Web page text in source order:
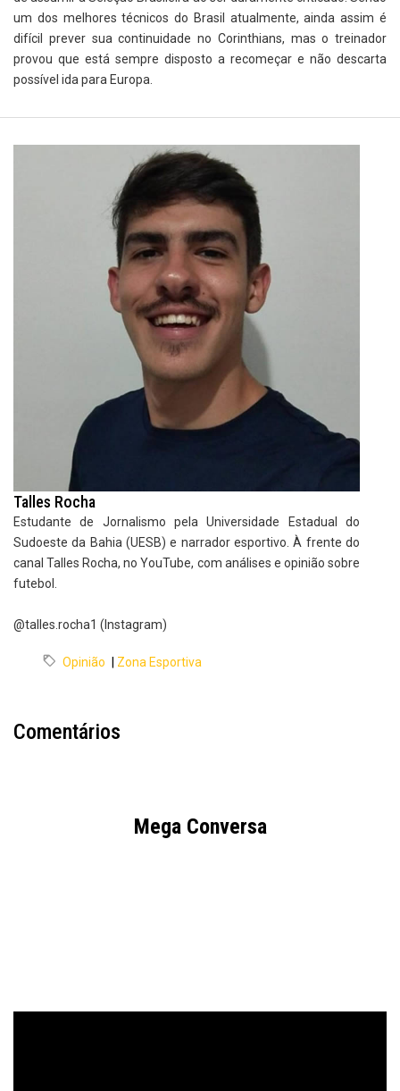
um dos melhores técnicos do Brasil atualmente, ainda assim é
difícil prever sua continuidade no Corinthians, mas o treinador
provou que está sempre disposto a recomeçar e não descarta
possível ida para Europa.
Talles Rocha
Estudante de Jornalismo pela Universidade Estadual do
Sudoeste da Bahia (UESB) e narrador esportivo. À frente do
canal Talles Rocha, no YouTube, com análises e opinião sobre
futebol.
@talles.rocha1 (Instagram)
Opinião | Zona Esportiva
Comentários
Mega Conversa